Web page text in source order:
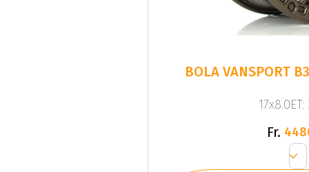
BOLA VANSPORT
Fr.